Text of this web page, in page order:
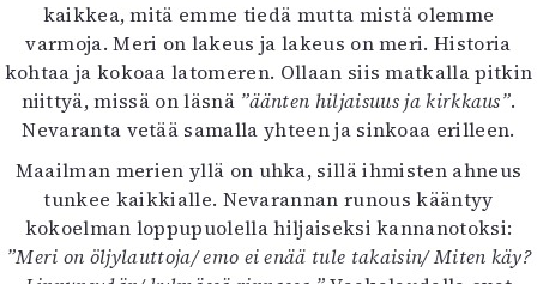
kaikkea, mitä emme tiedä mutta mistä olemme
varmoja. Meri on lakeus ja lakeus on meri. Historia
kohtaa ja kokoaa latomeren. Ollaan siis matkalla pitkin
niittyä, missä on läsnä ”äänten hiljaisuus ja kirkkaus”.
Nevaranta vetää samalla yhteen ja sinkoaa erilleen.
Maailman merien yllä on uhka, sillä ihmisten ahneus
tunkee kaikkialle. Nevarannan runous kääntyy
kokoelman loppupuolella hiljaiseksi kannanotoksi:
”Meri on öljylauttoja/ emo ei enää tule takaisin/ Miten käy?